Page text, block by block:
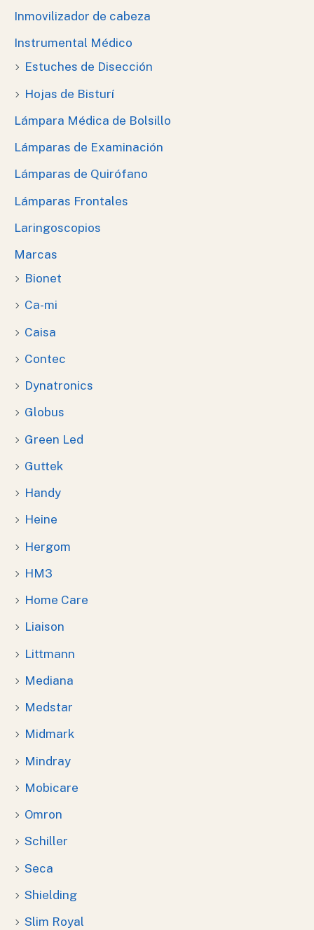
Inmovilizador de cabeza
Instrumental Médico
Estuches de Disección
Hojas de Bisturí
Lámpara Médica de Bolsillo
Lámparas de Examinación
Lámparas de Quirófano
Lámparas Frontales
Laringoscopios
Marcas
Bionet
Ca-mi
Caisa
Contec
Dynatronics
Globus
Green Led
Guttek
Handy
Heine
Hergom
HM3
Home Care
Liaison
Littmann
Mediana
Medstar
Midmark
Mindray
Mobicare
Omron
Schiller
Seca
Shielding
Slim Royal